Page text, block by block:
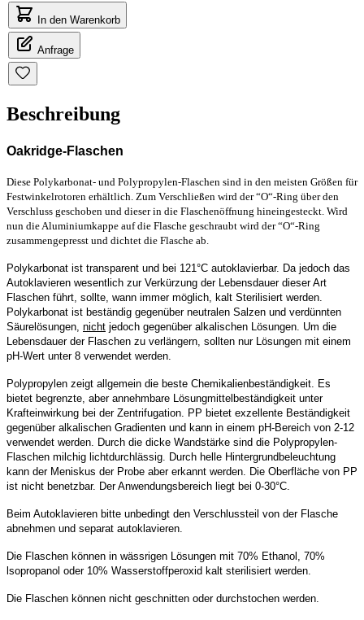
In den Warenkorb
Anfrage
Beschreibung
Oakridge-Flaschen
Diese Polykarbonat- und Polypropylen-Flaschen sind in den meisten Größen für
Festwinkelrotoren erhältlich. Zum Verschließen wird der “O“-Ring über den
Verschluss geschoben und dieser in die Flaschenöffnung hineingesteckt. Wird
nun die Aluminiumkappe auf die Flasche geschraubt wird der “O“-Ring
zusammengepresst und dichtet die Flasche ab.
Polykarbonat ist transparent und bei 121°C autoklavierbar. Da jedoch das
Autoklavieren wesentlich zur Verkürzung der Lebensdauer dieser Art
Flaschen führt, sollte, wann immer möglich, kalt Sterilisiert werden.
Polykarbonat ist beständig gegenüber neutralen Salzen und verdünnten
Säurelösungen, nicht jedoch gegenüber alkalischen Lösungen. Um die
Lebensdauer der Flaschen zu verlängern, sollten nur Lösungen mit einem
pH-Wert unter 8 verwendet werden.
Polypropylen zeigt allgemein die beste Chemikalienbeständigkeit. Es
bietet begrenzte, aber annehmbare Lösungmittelbeständigkeit unter
Krafteinwirkung bei der Zentrifugation. PP bietet exzellente Beständigkeit
gegenüber alkalischen Gradienten und kann in einem pH-Bereich von 2-12
verwendet werden. Durch die dicke Wandstärke sind die Polypropylen-
Flaschen milchig lichtdurchlässig. Durch helle Hintergrundbeleuchtung
kann der Meniskus der Probe aber erkannt werden. Die Oberfläche von PP
ist nicht benetzbar. Der Anwendungsbereich liegt bei 0-30°C.
Beim Autoklavieren bitte unbedingt den Verschlussteil von der Flasche
abnehmen und separat autoklavieren.
Die Flaschen können in wässrigen Lösungen mit 70% Ethanol, 70%
lsopropanol oder 10% Wasserstoffperoxid kalt sterilisiert werden.
Die Flaschen können nicht geschnitten oder durchstochen werden.